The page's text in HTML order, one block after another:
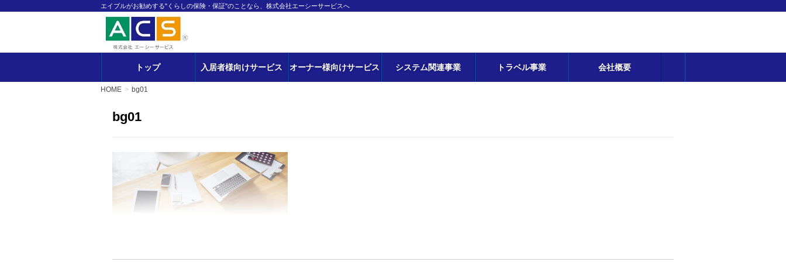
エイブルがお勧めする"くらしの保険・保証"のことなら、株式会社エーシーサービスへ
トップ 入居者様向けサービス オーナー様向けサービス システム関連事業 トラベル事業 会社概要
HOME bg01
bg01